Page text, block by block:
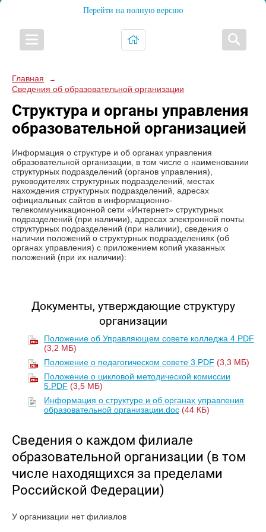
Перейти на полную версию
Главная →
Сведения об образовательной организации
Структура и органы управления
образовательной организацией
Информация о структуре и об органах управления
образовательной организации, в том числе о наименовании
структурных подразделений (органов управления),
руководителях структурных подразделений, местах
нахождения структурных подразделений, адресах
официальных сайтов в информационно-
телекоммуникационной сети «Интернет» структурных
подразделений (при наличии), адресах электронной почты
структурных подразделений (при наличии), сведения о
наличии положений о структурных подразделениях (об
органах управления) с приложением копий указанных
положений (при их наличии):
Документы, утверждающие структуру
организации
Положение об Управляющем совете колледжа 4.PDF
(3,2 МБ)
Положение о педагогическом совете 3.PDF (3,3 МБ)
Положение о цикловой методической комиссии
5.PDF (3,5 МБ)
Информация о структуре и об органах управления
образовательной организации.doc (44 КБ)
Сведения о каждом филиале
образовательной организации (в том
числе находящихся за пределами
Российской Федерации)
У организации нет филиалов